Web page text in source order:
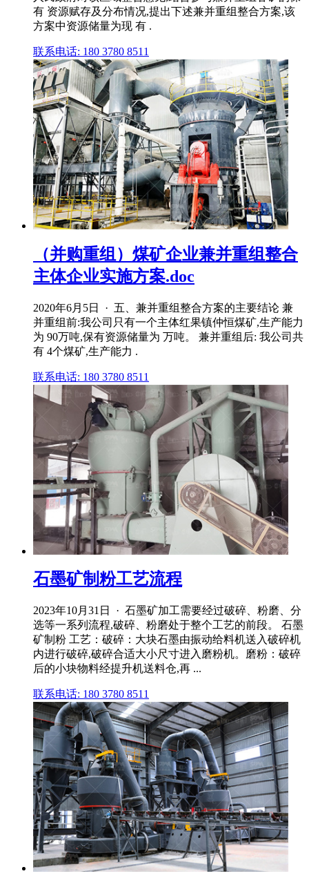
有 资源赋存及分布情况,提出下述兼并重组整合方案,该
方案中资源储量为现 有 .
联系电话: 180 3780 8511
（并购重组）煤矿企业兼并重组整合
主体企业实施方案.doc
2020年6月5日 · 五、兼并重组整合方案的主要结论 兼
并重组前:我公司只有一个主体红果镇仲恒煤矿,生产能力
为 90万吨,保有资源储量为 万吨。 兼并重组后: 我公司共
有 4个煤矿,生产能力 .
联系电话: 180 3780 8511
石墨矿制粉工艺流程
2023年10月31日 · 石墨矿加工需要经过破碎、粉磨、分
选等一系列流程,破碎、粉磨处于整个工艺的前段。 石墨
矿制粉 工艺：破碎：大块石墨由振动给料机送入破碎机
内进行破碎,破碎合适大小尺寸进入磨粉机。磨粉：破碎
后的小块物料经提升机送料仓,再 ...
联系电话: 180 3780 8511